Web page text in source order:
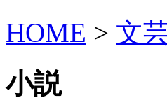
HOME > 文
小説